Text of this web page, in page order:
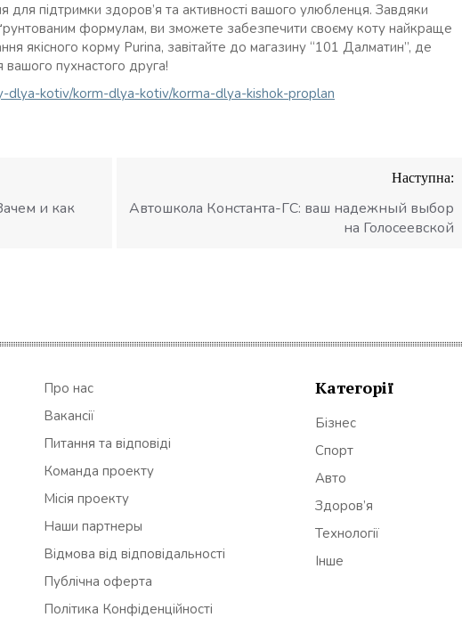
підтримки здоров’я та активності вашого улюбленця. Завдяки
формулам, ви зможете забезпечити своєму коту найкраще
якісного корму Purina, завітайте до магазину “101 Далматин”, де
пухнастого друга!
dlya-kotiv/korm-dlya-kotiv/korma-dlya-kishok-proplan
и как
Наступна:
Автошкола Константа-ГС: ваш надежный выбор
на Голосеевской
Про нас
Вакансії
Питання та відповіді
Команда проекту
Місія проекту
Наши партнеры
Відмова від відповідальності
Публічна оферта
Політика Конфіденційності
Категорії
Бізнес
Спорт
Авто
Здоров’я
Технології
Інше